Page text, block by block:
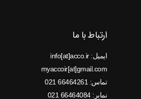
ارتباط با ما
ایمیل: info[at]acco.ir
myaccoir[at]gmail.com
تماس: 66464261 021
نمابر: 66464084 021